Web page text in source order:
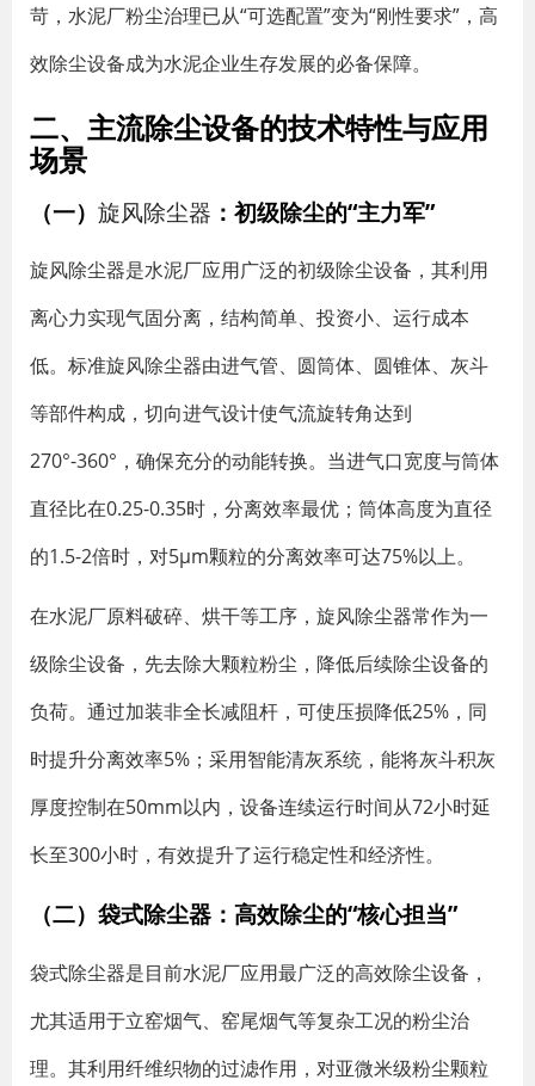
苛，水泥厂粉尘治理已从“可选配置”变为“刚性要求”，高
效除尘设备成为水泥企业生存发展的必备保障。
二、主流除尘设备的技术特性与应用
场景
（一） 旋风除尘器 ：初级除尘的“主力军”
旋风除尘器是水泥厂应用广泛的初级除尘设备，其利用
离心力实现气固分离，结构简单、投资小、运行成本
低。标准旋风除尘器由进气管、圆筒体、圆锥体、灰斗
等部件构成，切向进气设计使气流旋转角达到
270°-360°，确保充分的动能转换。当进气口宽度与筒体
直径比在0.25-0.35时，分离效率最优；筒体高度为直径
的1.5-2倍时，对5μm颗粒的分离效率可达75%以上。
在水泥厂原料破碎、烘干等工序，旋风除尘器常作为一
级除尘设备，先去除大颗粒粉尘，降低后续除尘设备的
负荷。通过加装非全长减阻杆，可使压损降低25%，同
时提升分离效率5%；采用智能清灰系统，能将灰斗积灰
厚度控制在50mm以内，设备连续运行时间从72小时延
长至300小时，有效提升了运行稳定性和经济性。
（二）袋式除尘器：高效除尘的“核心担当”
袋式除尘器是目前水泥厂应用最广泛的高效除尘设备，
尤其适用于立窑烟气、窑尾烟气等复杂工况的粉尘治
理。其利用纤维织物的过滤作用，对亚微米级粉尘颗粒